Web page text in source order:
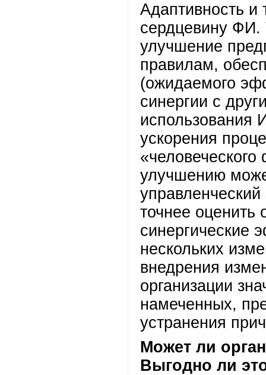
Адаптивность и
сердцевину ФИ.
улучшение
правилам,
(ожидаемого
синергии с
использования
ускорения
улучшению
точнее
синергические
нескольких
внедрения
организации
намеченных,
устранения
Может ли
Выгодно ли